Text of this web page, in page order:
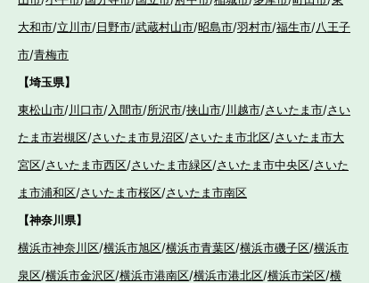
大和市/立川市/日野市/武蔵村山市/昭島市/羽村市/福生市/八王子
市/青梅市
【埼玉県】
東松山市/川口市/入間市/所沢市/挟山市/川越市/さいたま市/さい
たま市岩槻区/さいたま市見沼区/さいたま市北区/さいたま市大
宮区/さいたま市西区/さいたま市緑区/さいたま市中央区/さいた
ま市浦和区/さいたま市桜区/さいたま市南区
【神奈川県】
横浜市神奈川区/横浜市旭区/横浜市青葉区/横浜市磯子区/横浜市
泉区/横浜市金沢区/横浜市港南区/横浜市港北区/横浜市栄区/横